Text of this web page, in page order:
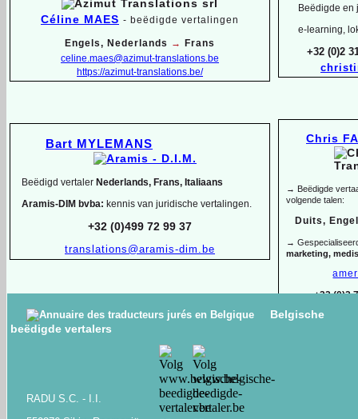
Beëdigde en
e- learning,
+32 (0)2
Chris
→ Beëdigde
volgende talen:
Duits,
→
marketing,
+32 (0)2
Céline MAES - beëdigde vertalingen
Engels, Nederlands → Frans
celine.maes@azimut-translations.be
https://azimut-translations.be/
Bart MYLEMANS
Beëdigd vertaler Nederlands, Frans, Italiaans
Aramis-DIM bvba: kennis van juridische vertalingen.
+32 (0)499 72 99 37
translations@aramis-dim.be
ANTON KLEVANSKY
NEDERLANDS - OEKRAÏENS -
RUSSISCH
Lid van AIIC & BKVT, geaccrediteerd bij de Raad van Europa
en VN-organisaties
Belgische
beëdigde vertalers
RADU S.C. - I.I.